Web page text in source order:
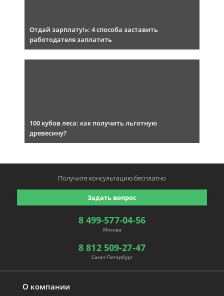
Отдай зарплату!»: 4 способа заставить
работодателя заплатить
100 кубов леса: как получить льготную
древесину?
О компании
8 499-577-04-56
Москва
8 812 509-27-47
Санкт-Петербург
Задать вопрос
Получите консультациюбесплатно